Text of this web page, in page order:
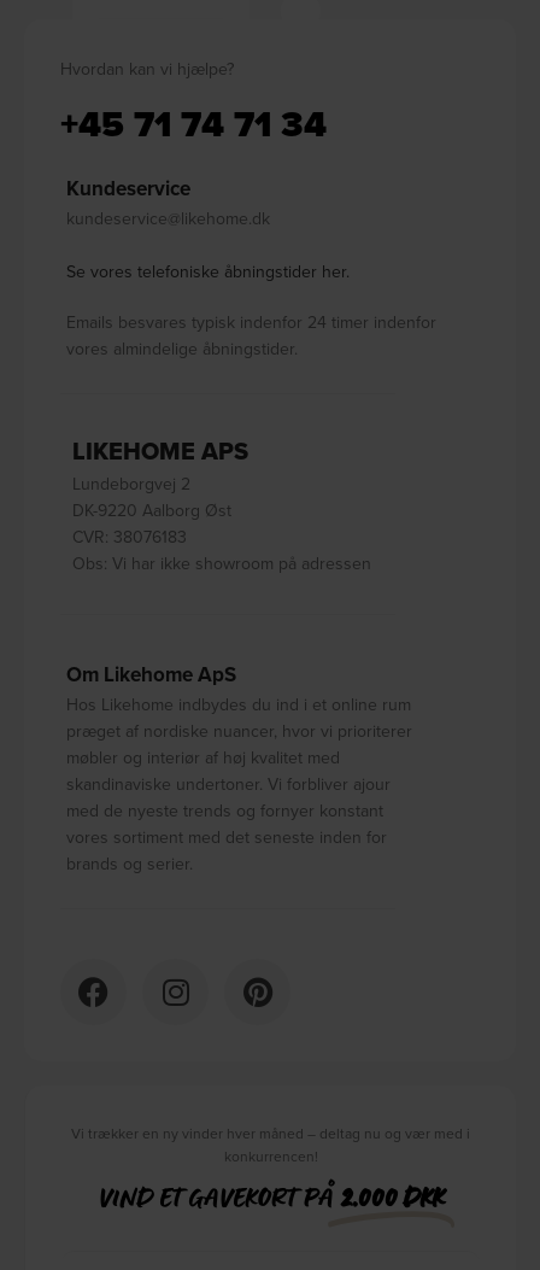
Hvordan kan vi hjælpe?
+45 71 74 71 34
Kundeservice
kundeservice@likehome.dk
Se vores telefoniske åbningstider her.
Emails besvares typisk indenfor 24 timer indenfor
vores almindelige åbningstider.
LIKEHOME APS
Lundeborgvej 2
DK-9220 Aalborg Øst
CVR: 38076183
Obs: Vi har ikke showroom på adressen
Om Likehome ApS
Hos Likehome indbydes du ind i et online rum
præget af nordiske nuancer, hvor vi prioriterer
møbler og interiør af høj kvalitet med
skandinaviske undertoner. Vi forbliver ajour
med de nyeste trends og fornyer konstant
vores sortiment med det seneste inden for
brands og serier.
Vi trækker en ny vinder hver måned – deltag nu og vær med i
konkurrencen!
VIND ET GAVEKORT PÅ2.000 DKK